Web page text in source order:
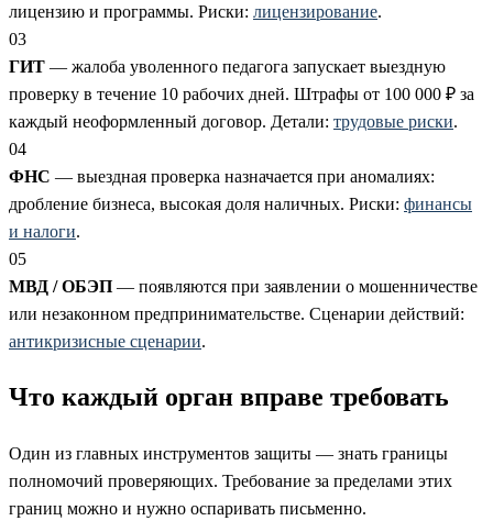
лицензию и программы. Риски: лицензирование.
03
ГИТ — жалоба уволенного педагога запускает выездную
проверку в течение 10 рабочих дней. Штрафы от 100 000 ₽ за
каждый неоформленный договор. Детали: трудовые риски.
04
ФНС — выездная проверка назначается при аномалиях:
дробление бизнеса, высокая доля наличных. Риски: финансы
и налоги.
05
МВД / ОБЭП — появляются при заявлении о мошенничестве
или незаконном предпринимательстве. Сценарии действий:
антикризисные сценарии.
Что каждый орган вправе требовать
Один из главных инструментов защиты — знать границы
полномочий проверяющих. Требование за пределами этих
границ можно и нужно оспаривать письменно.